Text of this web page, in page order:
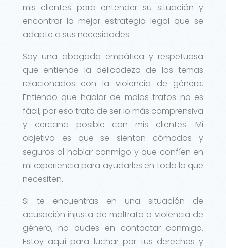
mis clientes para entender su situación y
encontrar la mejor estrategia legal que se
adapte a sus necesidades.
Soy una abogada empática y respetuosa
que entiende la delicadeza de los temas
relacionados con la violencia de género.
Entiendo que hablar de malos tratos no es
fácil, por eso trato de ser lo más comprensiva
y cercana posible con mis clientes. Mi
objetivo es que se sientan cómodos y
seguros al hablar conmigo y que confíen en
mi experiencia para ayudarles en todo lo que
necesiten.
Si te encuentras en una situación de
acusación injusta de maltrato o violencia de
género, no dudes en contactar conmigo.
Estoy aquí para luchar por tus derechos y